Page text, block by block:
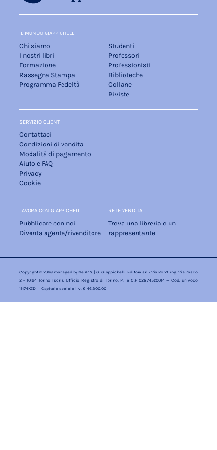
IL MONDO GIAPPICHELLI
Chi siamo
I nostri libri
Formazione
Rassegna Stampa
Programma Fedeltà
Studenti
Professori
Professionisti
Biblioteche
Collane
Riviste
SERVIZIO CLIENTI
Contattaci
Condizioni di vendita
Modalità di pagamento
Aiuto e FAQ
Privacy
Cookie
LAVORA CON GIAPPICHELLI
Pubblicare con noi
Diventa agente/rivenditore
RETE VENDITA
Trova una libreria o un
rappresentante
Copyright © 2026 managed by Ne.W.S. | G. Giappichelli Editore srl - Via Po 21 ang. Via Vasco
2 - 10124 Torino Iscriz. Ufficio Registro di Torino, P.I e C.F 02874520014 — Cod. univoco
1N74KED — Capitale sociale i. v. € 46.800,00